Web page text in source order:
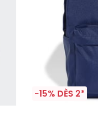
-15% DÈS 2*